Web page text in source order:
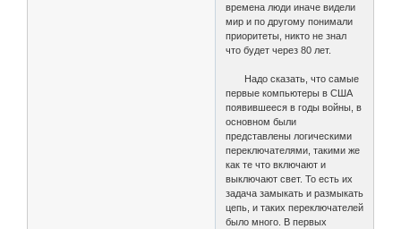
времена люди иначе видели
мир и по другому понимали
приоритеты, никто не знал
что будет через 80 лет.
Надо сказать, что самые
первые компьютеры в США
появившееся в годы войны, в
основном были
представлены логическими
переключателями, такими же
как те что включают и
выключают свет. То есть их
задача замыкать и размыкать
цепь, и таких переключателей
было много. В первых